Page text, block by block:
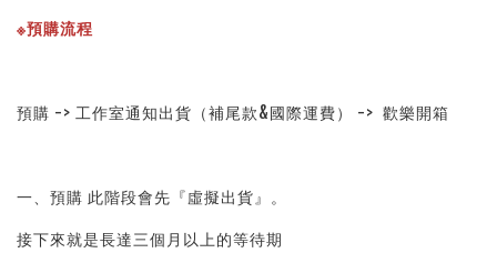
※預購流程
預購 -> 工作室通知出貨（補尾款&國際運費） ->  歡樂開箱
一、預購 此階段會先『虛擬出貨』。
接下來就是長達三個月以上的等待期